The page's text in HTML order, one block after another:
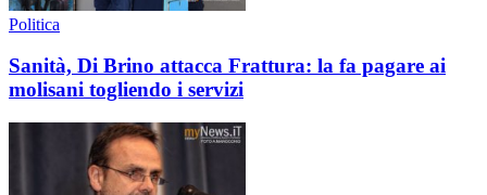
Politica
Sanità, Di Brino attacca Frattura: la fa pagare ai
molisani togliendo i servizi